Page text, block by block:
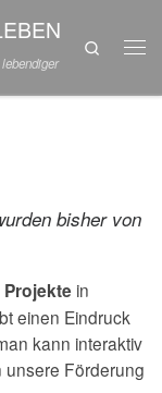
Search
bisher von
Projekte in
einen Eindruck
kann interaktiv
unsere Förderung